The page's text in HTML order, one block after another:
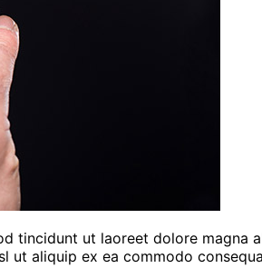
tincidunt ut laoreet dolore magna
ut aliquip ex ea commodo